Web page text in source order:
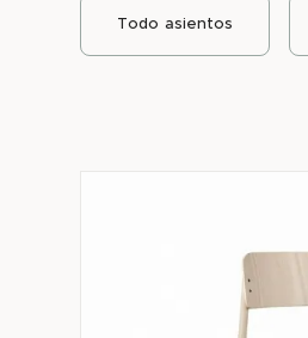
Todo asientos